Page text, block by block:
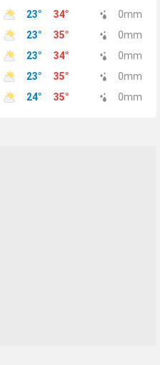
23° 34° 0mm
23° 35° 0mm
23° 34° 0mm
23° 35° 0mm
24° 35° 0mm